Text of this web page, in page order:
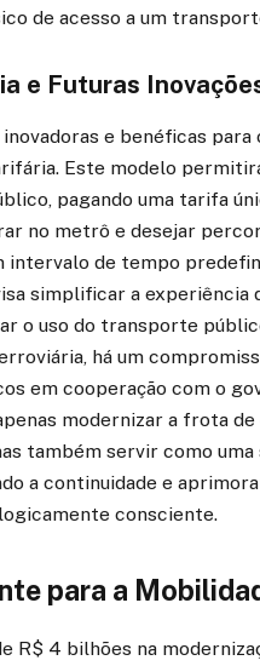
de acesso a um
e Futuras
e benéficas
Este modelo
pagando uma tarifa
no metrô e desejar
intervalo de tempo
simplificar a
o uso do transporte
há um
em cooperação com o
modernizar a frota
também servir como
a continuidade e
consciente.
para a
R$ 4 bilhões na